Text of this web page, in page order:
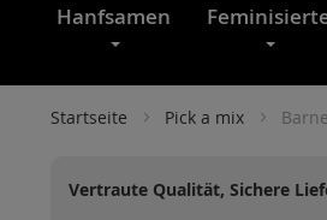
Hanfsamen
Startseite Pick a mix
Vertraute Qualität, Sichere